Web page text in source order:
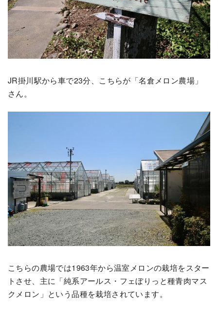
JR掛川駅から車で23分、こちらが「名倉メロン農場」
さん。
こちらの農場では1963年から温室メロンの栽培をスター
トさせ、主に「純系アールス・フェぼりっと種青肉マス
クメロン」という品種を栽培されています。